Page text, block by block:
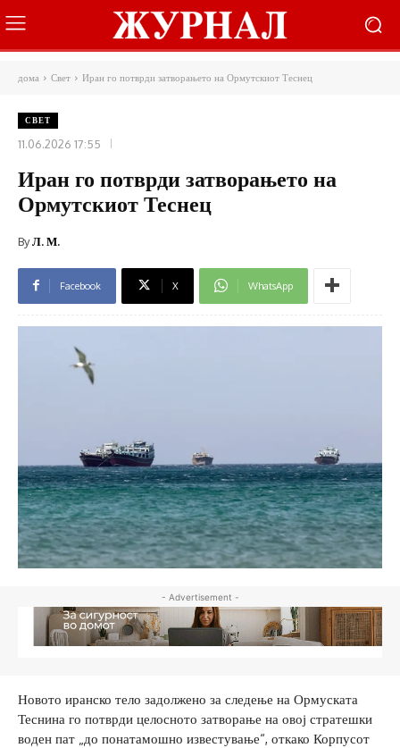
дома Свет Иран го потврди затворањето на Ормутскиот Теснец
СВЕТ
11.06.2026 17:55
Иран го потврди затворањето на
Ормутскиот Теснец
ByЛ. М.
Facebook X WhatsApp
- Advertisement -
Новото иранско тело задолжено за следење на Ормуската
Теснина го потврди целосното затворање на овој стратешки
воден пат „до понатамошно известување“, откако Корпусот